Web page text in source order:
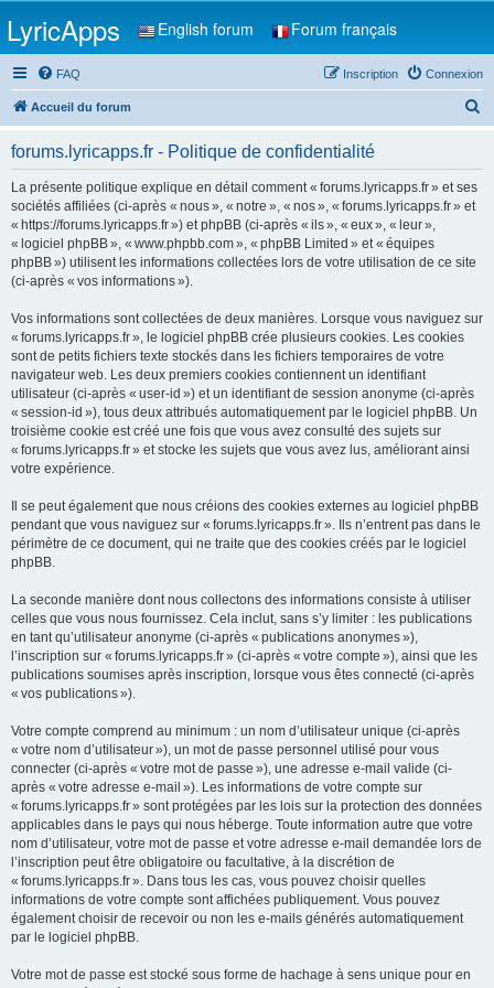
LyricApps English forum Forum français
FAQ Connexion
Inscription
Accueil du forum
e
forums.lyricapps.fr - Politique de confidentialité
La présente politique explique en détail comment « forums.lyricapps.fr » et ses
sociétés affiliées (ci-après « nous », « notre », « nos », « forums.lyricapps.fr » et
« https://forums.lyricapps.fr ») et phpBB (ci-après « ils », « eux », « leur »,
« logiciel phpBB », « www.phpbb.com », « phpBB Limited » et « équipes
phpBB ») utilisent les informations collectées lors de votre utilisation de ce site
(ci-après « vos informations »).
Vos informations sont collectées de deux manières. Lorsque vous naviguez sur
« forums.lyricapps.fr », le logiciel phpBB crée plusieurs cookies. Les cookies
sont de petits fichiers texte stockés dans les fichiers temporaires de votre
navigateur web. Les deux premiers cookies contiennent un identifiant
utilisateur (ci-après « user-id ») et un identifiant de session anonyme (ci-après
« session-id »), tous deux attribués automatiquement par le logiciel phpBB. Un
troisième cookie est créé une fois que vous avez consulté des sujets sur
« forums.lyricapps.fr » et stocke les sujets que vous avez lus, améliorant ainsi
votre expérience.
Il se peut également que nous créions des cookies externes au logiciel phpBB
pendant que vous naviguez sur « forums.lyricapps.fr ». Ils n’entrent pas dans le
périmètre de ce document, qui ne traite que des cookies créés par le logiciel
phpBB.
La seconde manière dont nous collectons des informations consiste à utiliser
celles que vous nous fournissez. Cela inclut, sans s’y limiter : les publications
en tant qu’utilisateur anonyme (ci-après « publications anonymes »),
l’inscription sur « forums.lyricapps.fr » (ci-après « votre compte »), ainsi que les
publications soumises après inscription, lorsque vous êtes connecté (ci-après
« vos publications »).
Votre compte comprend au minimum : un nom d’utilisateur unique (ci-après
« votre nom d’utilisateur »), un mot de passe personnel utilisé pour vous
connecter (ci-après « votre mot de passe »), une adresse e-mail valide (ci-
après « votre adresse e-mail »). Les informations de votre compte sur
« forums.lyricapps.fr » sont protégées par les lois sur la protection des données
applicables dans le pays qui nous héberge. Toute information autre que votre
nom d’utilisateur, votre mot de passe et votre adresse e-mail demandée lors de
l’inscription peut être obligatoire ou facultative, à la discrétion de
« forums.lyricapps.fr ». Dans tous les cas, vous pouvez choisir quelles
informations de votre compte sont affichées publiquement. Vous pouvez
également choisir de recevoir ou non les e-mails générés automatiquement
par le logiciel phpBB.
Votre mot de passe est stocké sous forme de hachage à sens unique pour en